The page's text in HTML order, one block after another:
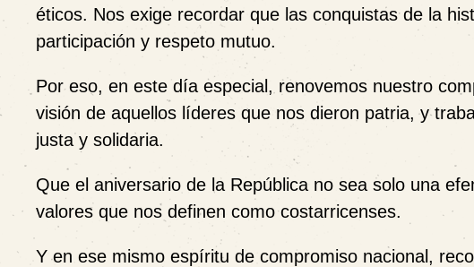
éticos. Nos exige recordar que las conquistas de la
participación y respeto mutuo.
Por eso, en este día especial, renovemos nuestro
visión de aquellos líderes que nos dieron patria, y
justa y solidaria.
Que el aniversario de la República no sea solo una
valores que nos definen como costarricenses.
Y en ese mismo espíritu de compromiso nacional,